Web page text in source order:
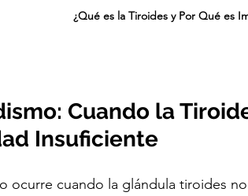
¿Qué es la Tiroides y Por Qué es
Cuando la
Insuficiente
ocurre cuando la glándula tiroides